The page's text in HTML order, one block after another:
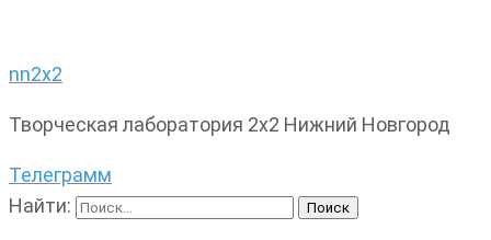
nn2x2
Творческая лаборатория 2х2 Нижний Новгород
Телеграмм
Найти: